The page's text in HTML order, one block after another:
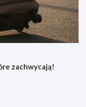
zachwycają!